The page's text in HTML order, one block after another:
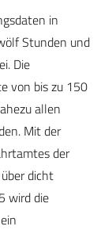
in
Stunden und
Die
von bis zu 150
allen
Mit der
der
dicht
wird die